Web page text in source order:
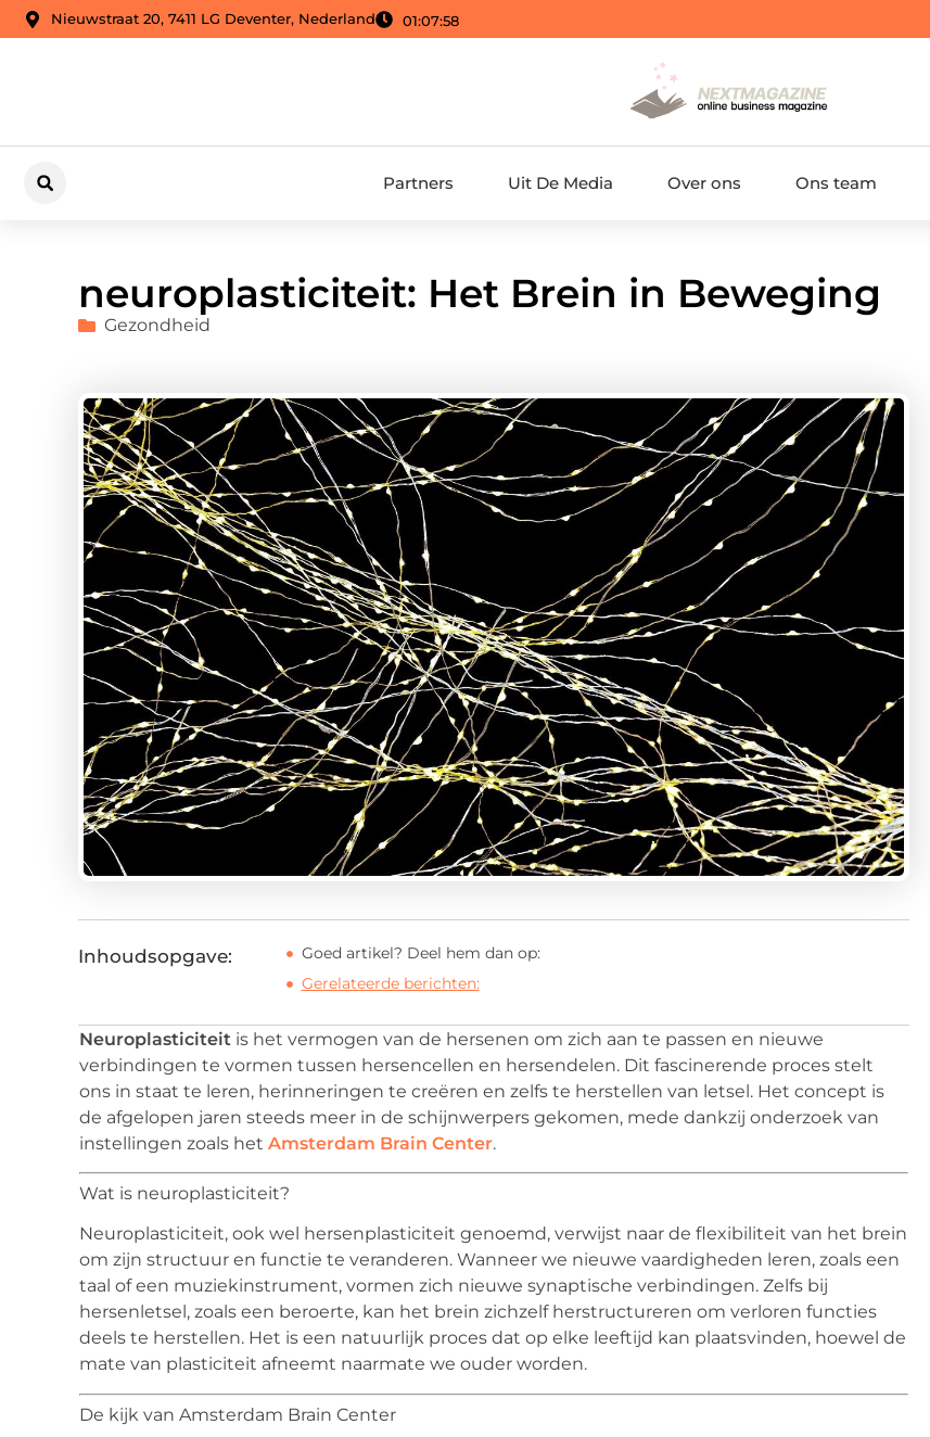
Nieuwstraat 20, 7411 LG Deventer, Nederland 01:07:59
Partners Uit De Media Over ons Ons team
neuroplasticiteit: Het Brein in Beweging
Gezondheid
Inhoudsopgave:
Goed artikel? Deel hem dan op:
Gerelateerde berichten:
Neuroplasticiteit is het vermogen van de hersenen om zich aan te passen en nieuwe
verbindingen te vormen tussen hersencellen en hersendelen. Dit fascinerende proces stelt
ons in staat te leren, herinneringen te creëren en zelfs te herstellen van letsel. Het concept is
de afgelopen jaren steeds meer in de schijnwerpers gekomen, mede dankzij onderzoek van
instellingen zoals het Amsterdam Brain Center.
Wat is neuroplasticiteit?
Neuroplasticiteit, ook wel hersenplasticiteit genoemd, verwijst naar de flexibiliteit van het brein
om zijn structuur en functie te veranderen. Wanneer we nieuwe vaardigheden leren, zoals een
taal of een muziekinstrument, vormen zich nieuwe synaptische verbindingen. Zelfs bij
hersenletsel, zoals een beroerte, kan het brein zichzelf herstructureren om verloren functies
deels te herstellen. Het is een natuurlijk proces dat op elke leeftijd kan plaatsvinden, hoewel de
mate van plasticiteit afneemt naarmate we ouder worden.
De kijk van Amsterdam Brain Center